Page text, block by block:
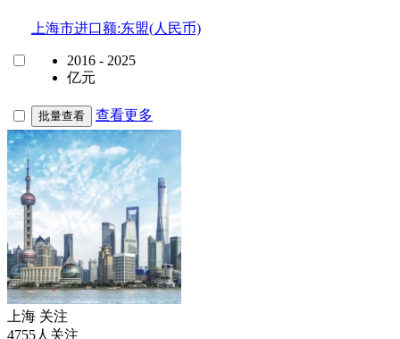
上海市进口额:东盟(人民币)
2016 - 2025
亿元
批量查看 查看更多
上海 关注
4755人关注